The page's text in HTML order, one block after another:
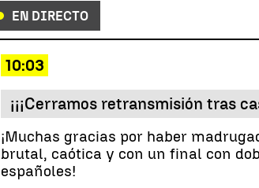
EN DIRECTO
10:03
¡¡¡Cerramos retransmisión tras
¡Muchas gracias por haber
brutal, caótica y con un final con
españoles!